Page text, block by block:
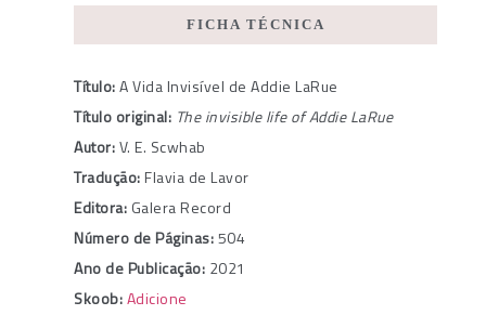
FICHA TÉCNICA
Título:A Vida Invisível de Addie LaRue
Título original: The invisible life of Addie LaRue
Autor:V. E. Scwhab
Tradução:Flavia de Lavor
Editora: Galera Record
Número de Páginas:504
Ano de Publicação: 2021
Skoob:Adicione